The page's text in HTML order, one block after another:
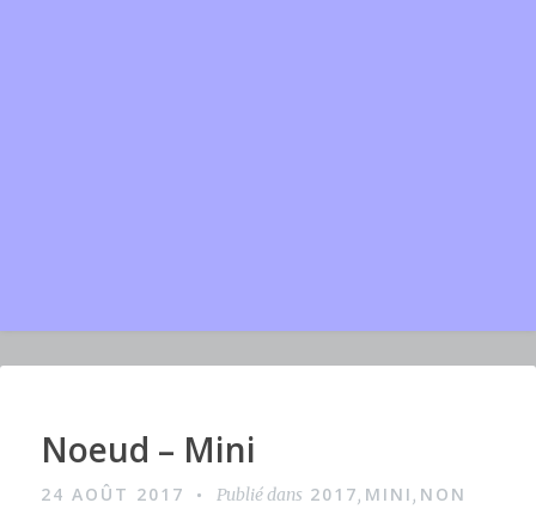
I
Noeud – Mini
24 AOÛT 2017 Publié dans 2017, MINI, NON